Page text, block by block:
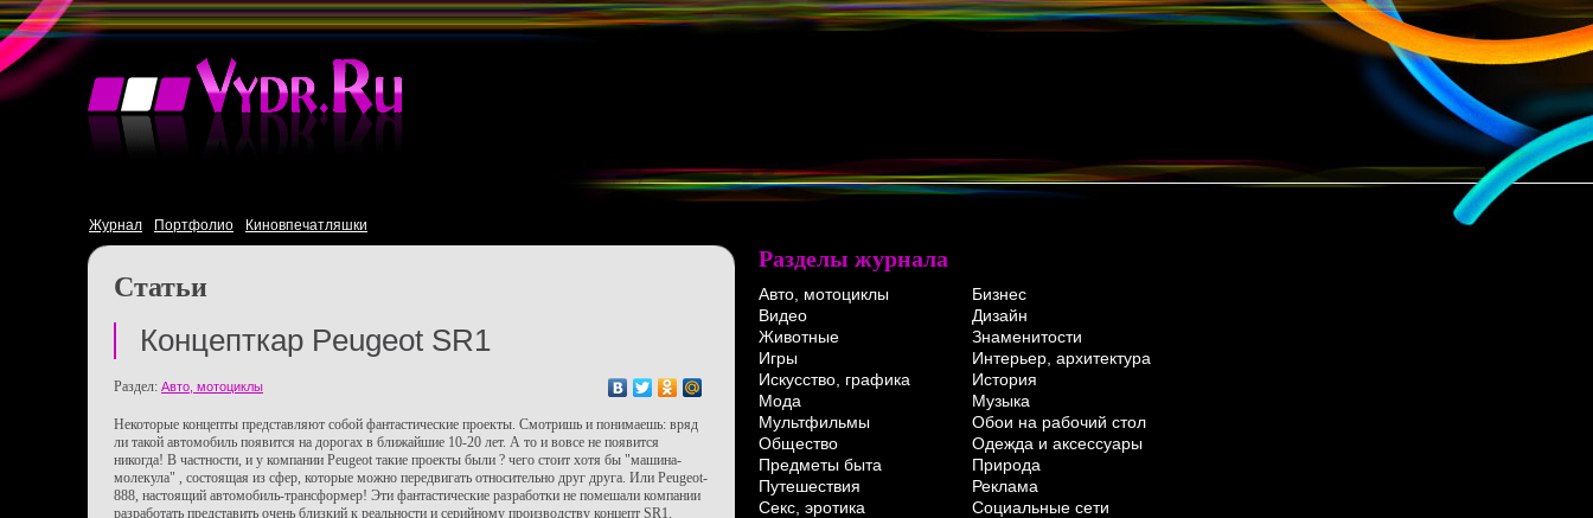
Журнал Портфолио Киновпечатляшки
Статьи
Концепткар Peugeot SR1
Раздел: Авто, мотоциклы
Некоторые концепты представляют собой фантастические проекты. Смотришь и понимаешь: вряд
ли такой автомобиль появится на дорогах в ближайшие 10-20 лет. А то и вовсе не появится
никогда! В частности, и у компании Peugeot такие проекты были ? чего стоит хотя бы "машина-
молекула" , состоящая из сфер, которые можно передвигать относительно друг друга. Или Peugeot-
888, настоящий автомобиль-трансформер! Эти фантастические разработки не помешали компании
разработать представить очень близкий к реальности и серийному производству концепт SR1.
Разделы журнала
Авто, мотоциклы
Бизнес
Видео
Дизайн
Животные
Знаменитости
Игры
Интерьер, архитектура
Искусство, графика
История
Мода
Музыка
Мультфильмы
Обои на рабочий стол
Общество
Одежда и аксессуары
Предметы быта
Природа
Путешествия
Реклама
Секс, эротика
Социальные сети